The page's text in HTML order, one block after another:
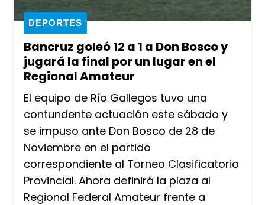
Bancruz goleó 12 a 1 a Don Bosco y
jugará la final por un lugar en el
Regional Amateur
DEPORTES
El equipo de Río Gallegos tuvo una
contundente actuación este sábado y
se impuso ante Don Bosco de 28 de
Noviembre en el partido
correspondiente al Torneo Clasificatorio
Provincial. Ahora definirá la plaza al
Regional Federal Amateur frente a